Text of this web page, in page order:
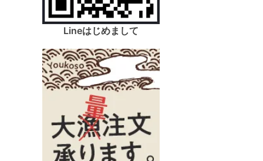
Lineはじめまして